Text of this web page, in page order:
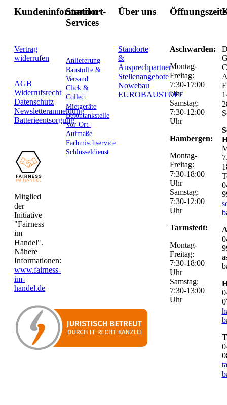
Kundeninformation
Vertrag
widerrufen
AGB
Widerrufsrecht
Datenschutz
Newsletteranmeldung
Batterieentsorgung
Mitglied
der
Initiative
"Fairness
im
Handel".
Nähere
Informationen:
www.fairness-
im-
handel.de
Standort-
Services
Anlieferung
Baustoffe &
Versand
Click &
Collect
Mietgeräte
Betontankstelle
Vor-Ort-
Aufmaße
Farbmischservice
Schlüsseldienst
Über uns
Standorte
&
Ansprechpartner
Stellenangebote
Nowebau
EUROBAUSTOFF
Aschwarden:
Montag-
Freitag:
7:30-17:00
Uhr
Samstag:
7:30-12:00
Uhr
Hambergen:
Montag-
Freitag:
7:30-18:00
Uhr
Samstag:
7:30-12:00
Uhr
Tarmstedt:
Montag-
Freitag:
7:30-18:00
Uhr
Samstag:
7:30-13:00
Uhr